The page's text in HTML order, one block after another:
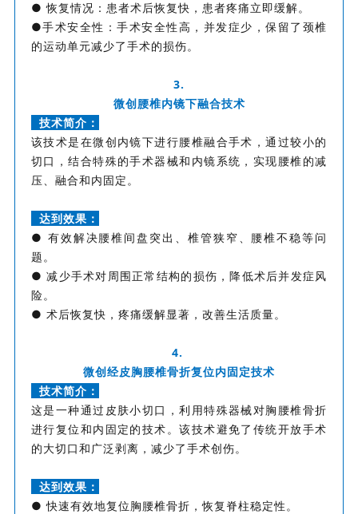
● 恢复情况：患者术后恢复快，患者疼痛立即缓解。
●手术安全性：手术安全性高，并发症少，保留了颈椎
的运动单元减少了手术的损伤。
3.
微创腰椎内镜下融合技术
技术简介：
该技术是在微创内镜下进行腰椎融合手术，通过较小的
切口，结合特殊的手术器械和内镜系统，实现腰椎的减
压、融合和内固定。
达到效果：
● 有效解决腰椎间盘突出、椎管狭窄、腰椎不稳等问
题。
● 减少手术对周围正常结构的损伤，降低术后并发症风
险。
● 术后恢复快，疼痛缓解显著，改善生活质量。
4.
微创经皮胸腰椎骨折复位内固定技术
技术简介：
这是一种通过皮肤小切口，利用特殊器械对胸腰椎骨折
进行复位和内固定的技术。该技术避免了传统开放手术
的大切口和广泛剥离，减少了手术创伤。
达到效果：
● 快速有效地复位胸腰椎骨折，恢复脊柱稳定性。